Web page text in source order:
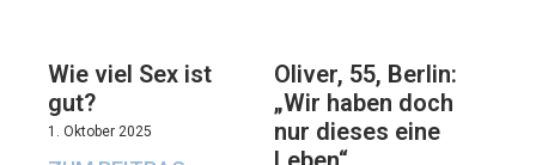
Wie viel Sex ist
gut?
1. Oktober 2025
Oliver, 55, Berlin:
„Wir haben doch
nur dieses eine